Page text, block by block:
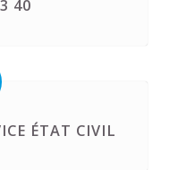
40
ÉTAT CIVIL